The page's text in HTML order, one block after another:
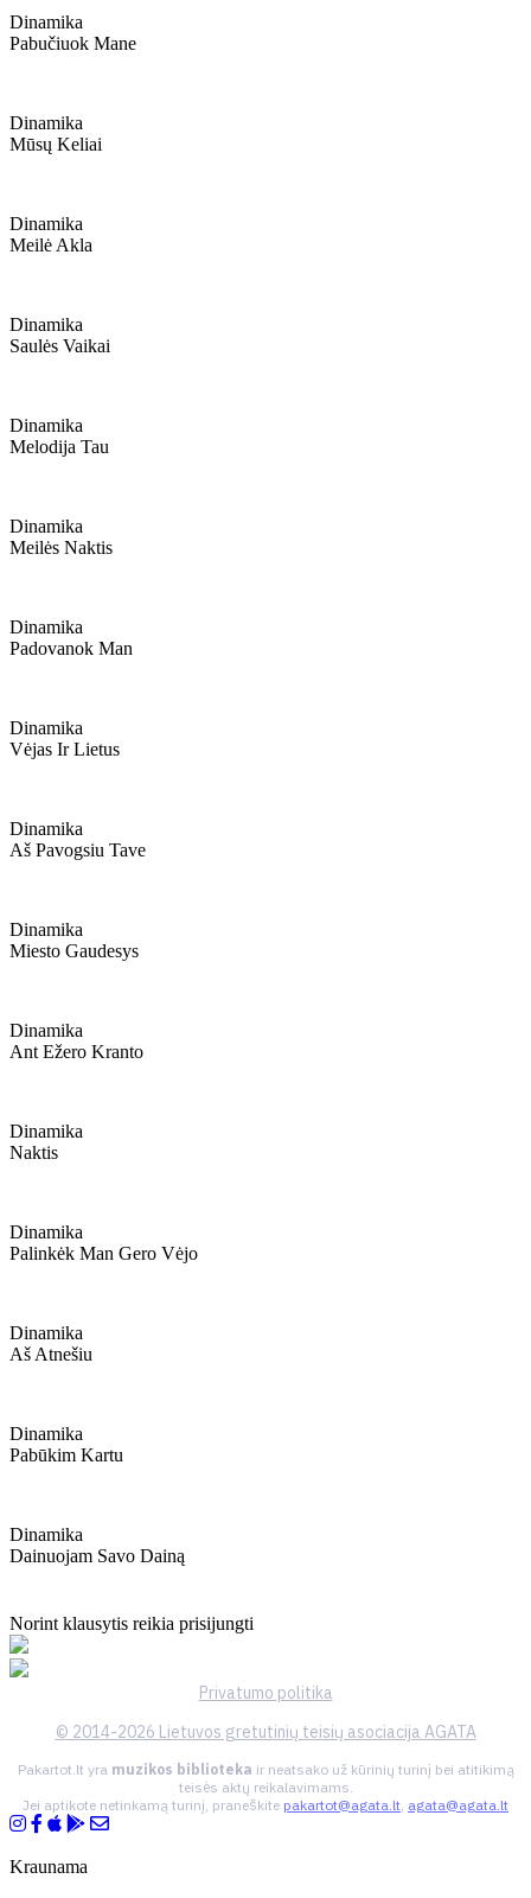
Dinamika
Pabučiuok Mane
Dinamika
Mūsų Keliai
Dinamika
Meilė Akla
Dinamika
Saulės Vaikai
Dinamika
Melodija Tau
Dinamika
Meilės Naktis
Dinamika
Padovanok Man
Dinamika
Vėjas Ir Lietus
Dinamika
Aš Pavogsiu Tave
Dinamika
Miesto Gaudesys
Dinamika
Ant Ežero Kranto
Dinamika
Naktis
Dinamika
Palinkėk Man Gero Vėjo
Dinamika
Aš Atnešiu
Dinamika
Pabūkim Kartu
Dinamika
Dainuojam Savo Dainą
Norint klausytis reikia prisijungti
Privatumo politika
© 2014-2026 Lietuvos gretutinių teisių asociacija AGATA
Pakartot.lt yra muzikos biblioteka ir neatsako už kūrinių turinį bei atitikimą
teisės aktų reikalavimams.
Jei aptikote netinkamą turinį, praneškite pakartot@agata.lt, agata@agata.lt
Kraunama